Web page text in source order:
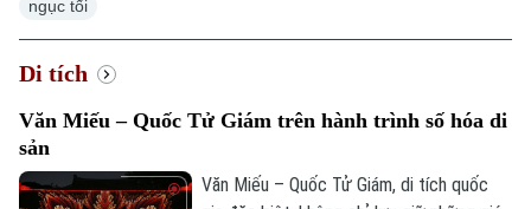
An ninh trật tự
Người Hà Nội
Ẩm thực
Tin tức
Quân sự
Hồ sơ
Người Việt 4 phương
Tin tức
Tài chính Ngân hàng
Tin tức
Tàu và Xe
ngục tối
Di tích
Văn Miếu – Quốc Tử Giám trên hành trình số hóa di
sản
Văn Miếu – Quốc Tử Giám, di tích quốc